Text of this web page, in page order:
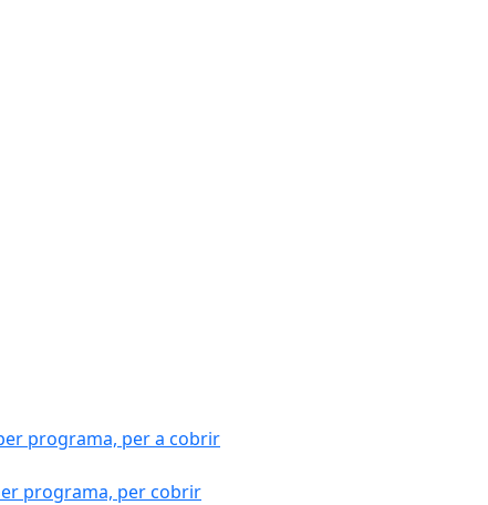
programa, per a cobrir
programa, per cobrir